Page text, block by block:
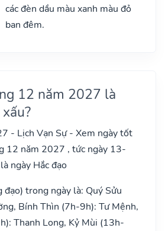
các đèn dầu màu xanh màu đỏ
ban đêm.
12 năm 2027 là
- Lịch Vạn Sự - Xem ngày tốt
12 năm 2027 , tức ngày 13-
ngày Hắc đạo
đạo) trong ngày là: Quý Sửu
Bính Thìn (7h-9h): Tư Mệnh,
Thanh Long, Kỷ Mùi (13h-